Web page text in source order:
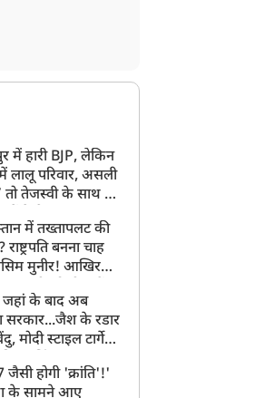
में हारी BJP, लेकिन
लालू परिवार, असली
तो तेजस्वी के साथ हो
में तख्तापलट की
बनना चाह
मुनीर! आखिर
के बाद अब
सरकार...जैश के रडार
मोदी स्टाइल टार्गेट
होगी 'क्रांति'!'
के सामने आए